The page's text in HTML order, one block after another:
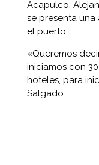
Acapulco,
se presenta
el puerto.
«Queremos
iniciamos con
hoteles, para
Salgado.